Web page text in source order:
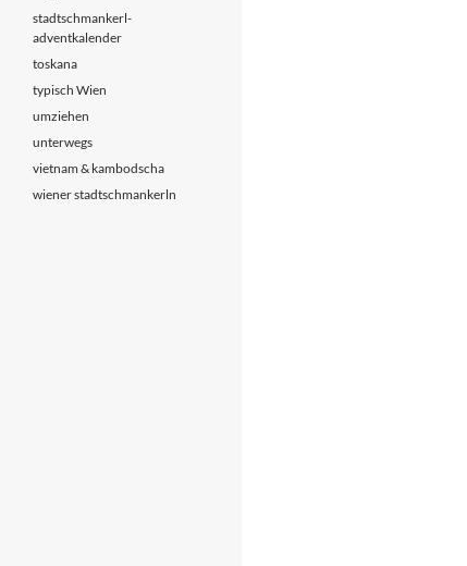
stadtschmankerl-
adventkalender
toskana
typisch Wien
umziehen
unterwegs
vietnam & kambodscha
wiener stadtschmankerln